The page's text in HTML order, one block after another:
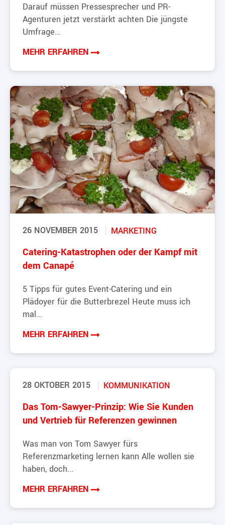
Darauf müssen Pressesprecher und PR-
Agenturen jetzt verstärkt achten Die jüngste
Umfrage...
MEHR ERFAHREN
26 NOVEMBER 2015 MARKETING
Catering-Katastrophen oder der Kampf mit
dem Canapé
5 Tipps für gutes Event-Catering und ein
Plädoyer für die Butterbrezel Heute muss ich
mal...
MEHR ERFAHREN
28 OKTOBER 2015 KOMMUNIKATION
Das Tom-Sawyer-Prinzip: Wie Sie Kunden
und Vertrieb für Referenzen gewinnen
Was man von Tom Sawyer fürs
Referenzmarketing lernen kann Alle wollen sie
haben, doch...
MEHR ERFAHREN